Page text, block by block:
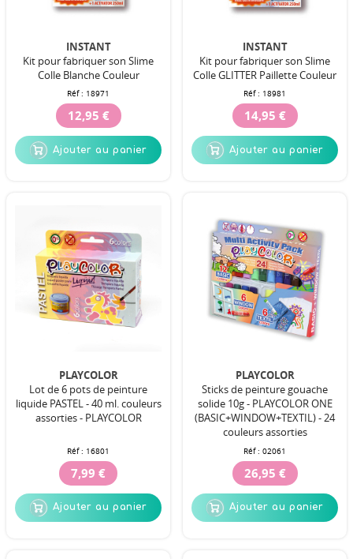
INSTANT
Kit pour fabriquer son Slime
Colle Blanche Couleur
Réf : 18971
12,95 €
Ajouter au panier
INSTANT
Kit pour fabriquer son Slime
Colle GLITTER Paillette Couleur
Réf : 18981
14,95 €
Ajouter au panier
PLAYCOLOR
Lot de 6 pots de peinture
liquide PASTEL - 40 ml. couleurs
assorties - PLAYCOLOR
Réf : 16801
7,99 €
Ajouter au panier
PLAYCOLOR
Sticks de peinture gouache
solide 10g - PLAYCOLOR ONE
(BASIC+WINDOW+TEXTIL) - 24
couleurs assorties
Réf : 02061
26,95 €
Ajouter au panier